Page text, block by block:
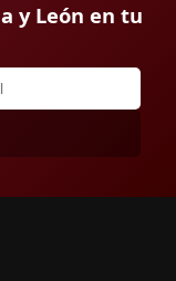
y León en tu